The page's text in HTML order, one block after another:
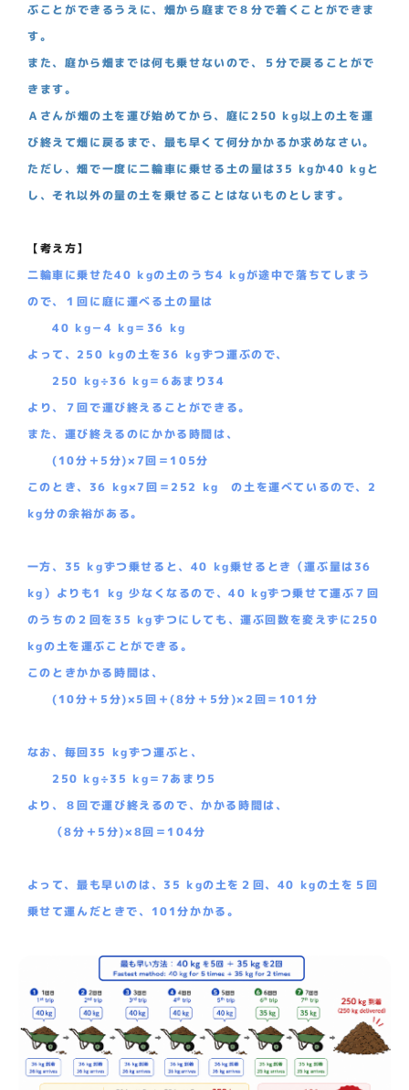
ぶことができるうえに、畑から庭まで８分で着くことができま
す。
また、庭から畑までは何も乗せないので、５分で戻ることがで
きます。
Ａさんが畑の土を運び始めてから、庭に250 kg以上の土を運
び終えて畑に戻るまで、最も早くて何分かかるか求めなさい。
ただし、畑で一度に二輪車に乗せる土の量は35 kgか40 kgと
し、それ以外の量の土を乗せることはないものとします。
【考え方】
二輪車に乗せた40 kgの土のうち4 kgが途中で落ちてしまう
ので、１回に庭に運べる土の量は
40 kg－4 kg＝36 kg
よって、250 kgの土を36 kgずつ運ぶので、
250 kg÷36 kg＝6あまり34
より、７回で運び終えることができる。
また、運び終えるのにかかる時間は、
(10分＋5分)×7回＝105分
このとき、36 kg×7回＝252 kg の土を運べているので、2
kg分の余裕がある。
一方、35 kgずつ乗せると、40 kg乗せるとき（運ぶ量は36
kg）よりも1 kg 少なくなるので、40 kgずつ乗せて運ぶ７回
のうちの２回を35 kgずつにしても、運ぶ回数を変えずに250
kgの土を運ぶことができる。
このときかかる時間は、
(10分＋5分)×5回＋(8分＋5分)×2回＝101分
なお、毎回35 kgずつ運ぶと、
250 kg÷35 kg＝7あまり5
より、８回で運び終えるので、かかる時間は、
（8分＋5分)×8回＝104分
よって、最も早いのは、35 kgの土を２回、40 kgの土を５回
乗せて運んだときで、101分かかる。